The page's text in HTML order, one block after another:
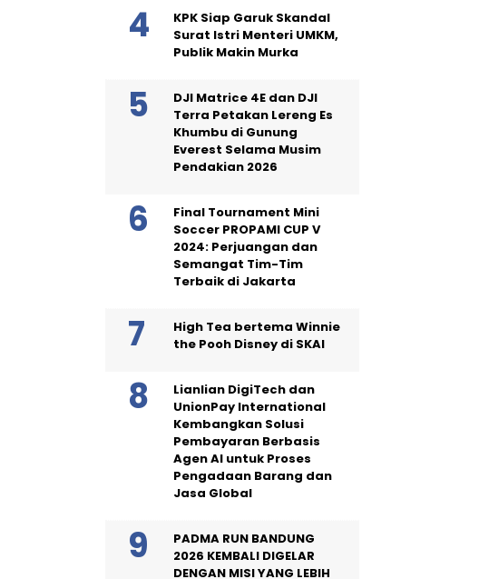
KPK Siap Garuk Skandal
Surat Istri Menteri UMKM,
Publik Makin Murka
DJI Matrice 4E dan DJI
Terra Petakan Lereng Es
Khumbu di Gunung
Everest Selama Musim
Pendakian 2026
Final Tournament Mini
Soccer PROPAMI CUP V
2024: Perjuangan dan
Semangat Tim-Tim
Terbaik di Jakarta
High Tea bertema Winnie
the Pooh Disney di SKAI
Lianlian DigiTech dan
UnionPay International
Kembangkan Solusi
Pembayaran Berbasis
Agen AI untuk Proses
Pengadaan Barang dan
Jasa Global
PADMA RUN BANDUNG
2026 KEMBALI DIGELAR
DENGAN MISI YANG LEBIH